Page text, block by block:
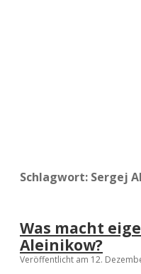
Schlagwort: Sergej
Was macht
Aleinikow?
Veröffentlicht am 12.